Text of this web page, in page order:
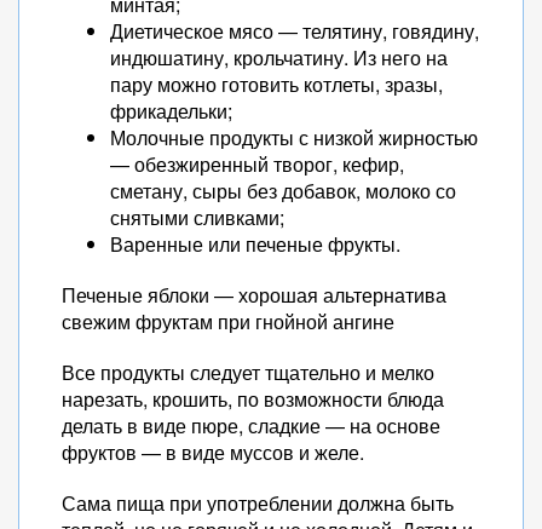
Диетическое мясо — телятину, говядину,
индюшатину, крольчатину. Из него на
пару можно готовить котлеты, зразы,
фрикадельки;
Молочные продукты с низкой жирностью
— обезжиренный творог, кефир,
сметану, сыры без добавок, молоко со
снятыми сливками;
Варенные или печеные фрукты.
Печеные яблоки — хорошая альтернатива
свежим фруктам при гнойной ангине
Все продукты следует тщательно и мелко
нарезать, крошить, по возможности блюда
делать в виде пюре, сладкие — на основе
фруктов — в виде муссов и желе.
Сама пища при употреблении должна быть